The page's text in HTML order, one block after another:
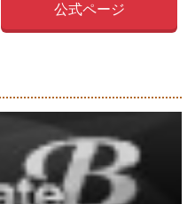
公式ページ